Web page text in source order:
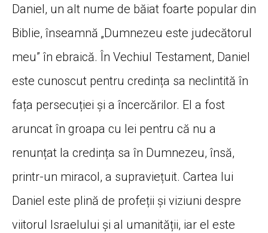
Daniel, un alt nume de băiat foarte popular din
Biblie, înseamnă „Dumnezeu este judecătorul
meu” în ebraică. În Vechiul Testament, Daniel
este cunoscut pentru credința sa neclintită în
fața persecuției și a încercărilor. El a fost
aruncat în groapa cu lei pentru că nu a
renunțat la credința sa în Dumnezeu, însă,
printr-un miracol, a supraviețuit. Cartea lui
Daniel este plină de profeții și viziuni despre
viitorul Israelului și al umanității, iar el este